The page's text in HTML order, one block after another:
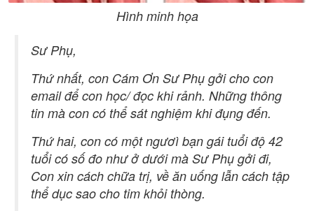
Hình minh họa
Sư Phụ,
Thứ nhất, con Cám Ơn Sư Phụ gởi cho con
email để con học/ đọc khi rảnh. Những thông
tin mà con có thể sát nghiệm khi đụng đến.
Thứ hai, con có một ngươì bạn gái tuổi độ 42
tuổi có số đo như ở dưới mà Sư Phụ gởi đi,
Con xin cách chữa trị, về ăn uống lẫn cách tập
thể dục sao cho tim khỏi thòng.